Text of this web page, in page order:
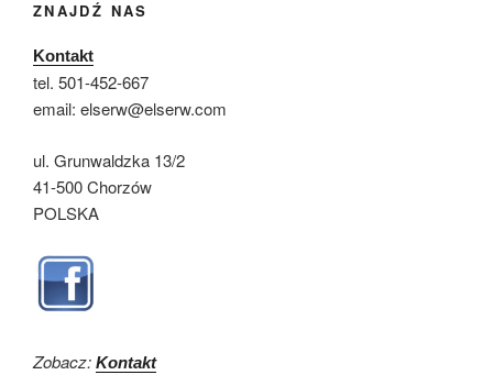
ZNAJDŹ NAS
Kontakt
tel. 501-452-667
email: elserw@elserw.com
ul. Grunwaldzka 13/2
41-500 Chorzów
POLSKA
Zobacz: Kontakt